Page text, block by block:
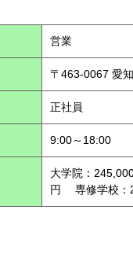
営業
〒463-0067 愛
正社員
9:00～18:00
大学院：
円 専修学校：